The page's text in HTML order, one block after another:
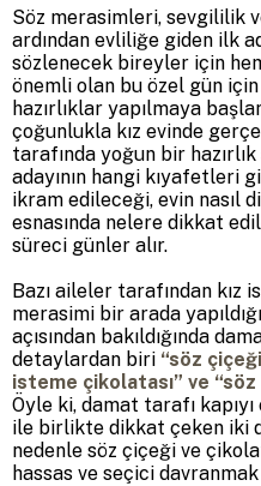
Söz merasimleri, sevgililik
ardından evliliğe giden ilk
sözlenecek bireyler için
önemli olan bu özel gün
hazırlıklar yapılmaya
çoğunlukla kız evinde
tarafında yoğun bir
adayının hangi kıyafetleri
ikram edileceği, evin nasıl
esnasında nelere dikkat
süreci günler alır.
Bazı aileler tarafından kız
merasimi bir arada
açısından bakıldığında
detaylardan biri “söz
isteme çikolatası” ve “söz
Öyle ki, damat tarafı
ile birlikte dikkat çeken iki
nedenle söz çiçeği ve
hassas ve seçici